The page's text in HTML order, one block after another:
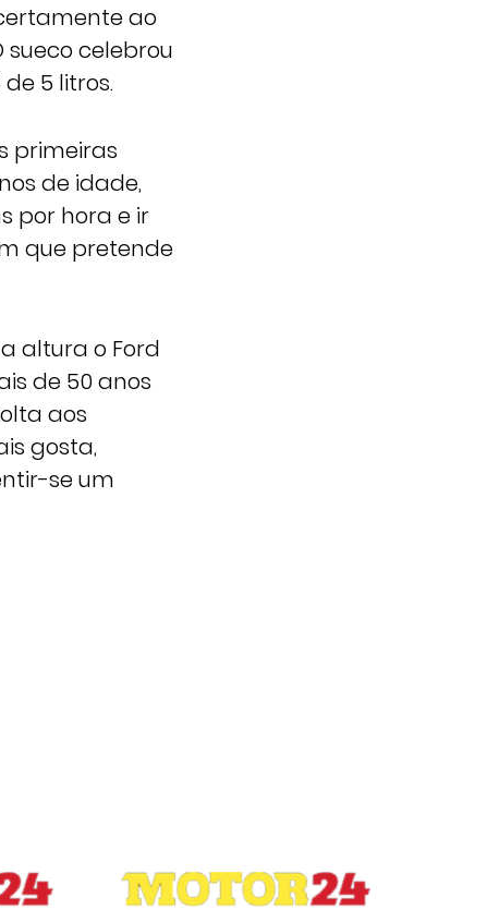
ao
celebrou
5 litros.
primeiras
de idade,
por hora e ir
que pretende
altura o Ford
de 50 anos
aos
gosta,
se um